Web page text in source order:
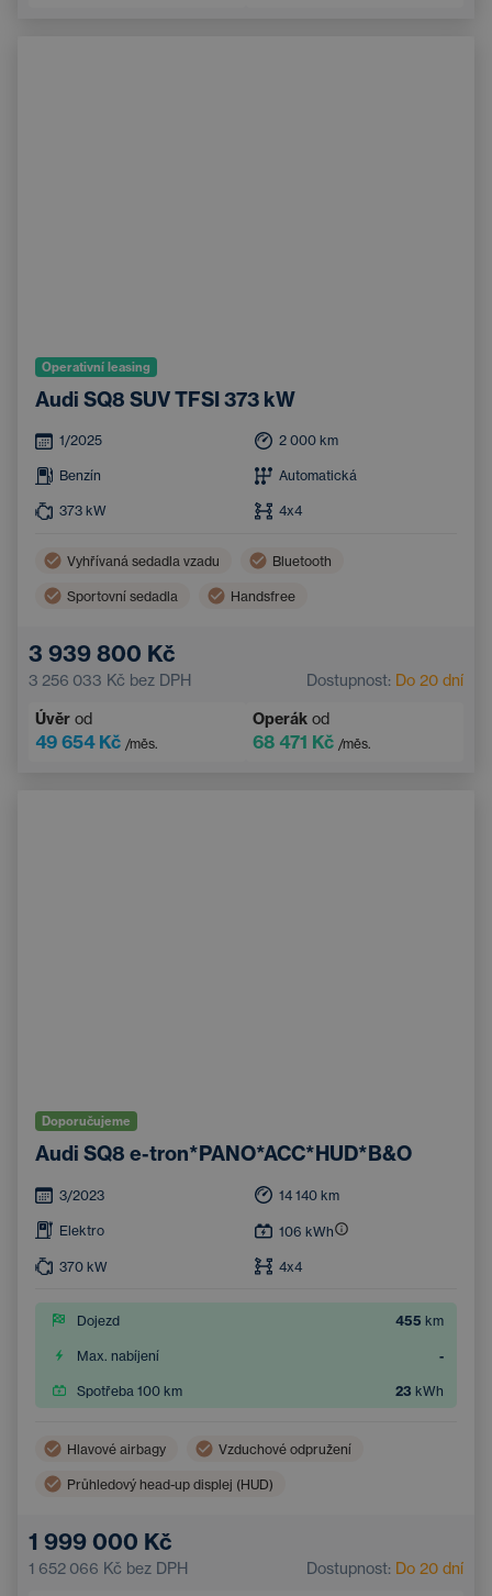
Operativní leasing
Audi SQ8 SUV TFSI 373 kW
1/2025 2 000 km
Benzín Automatická
373 kW 4x4
Vyhřívaná sedadla vzadu Bluetooth
Sportovní sedadla Handsfree
3 939 800 Kč
3 256 033 Kč bez DPH Dostupnost: Do 20 dní
Úvěr od
49 654 Kč /měs.
Operák od
68 471 Kč /měs.
Doporučujeme
Audi SQ8 e-tron*PANO*ACC*HUD*B&O
3/2023 14 140 km
Elektro 106 kWh
370 kW 4x4
Dojezd 455 km
Max. nabíjení -
Spotřeba 100 km 23 kWh
Hlavové airbagy Vzduchové odpružení
Průhledový head-up displej (HUD)
Elektricky ovládané střešní okno
1 999 000 Kč
1 652 066 Kč bez DPH Dostupnost: Do 20 dní